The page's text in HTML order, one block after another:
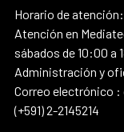
Horario de
Atención en
sábados de 10:00 a
Administración y
Correo electrónico :
(+591) 2-2145214